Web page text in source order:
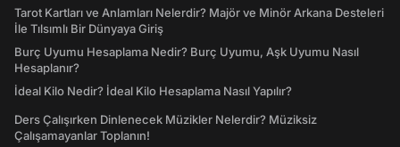
Tarot Kartları ve Anlamları Nelerdir? Majör ve Minör Arkana Desteleri
İle Tılsımlı Bir Dünyaya Giriş
Burç Uyumu Hesaplama Nedir? Burç Uyumu, Aşk Uyumu Nasıl
Hesaplanır?
İdeal Kilo Nedir? İdeal Kilo Hesaplama Nasıl Yapılır?
Ders Çalışırken Dinlenecek Müzikler Nelerdir? Müziksiz
Çalışamayanlar Toplanın!